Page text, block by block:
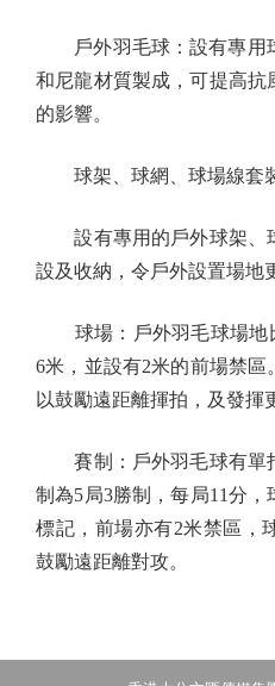
戶外羽毛球：設有專用
和尼龍材質製成，可提高抗
的影響。
球架、球網、球場線套
設有專用的戶外球架、
設及收納，令戶外設置場地
球場：戶外羽毛球場地
6米，並設有2米的前場禁區
以鼓勵遠距離揮拍，及發揮
賽制：戶外羽毛球有單
制為5局3勝制，每局11分
標記，前場亦有2米禁區，
鼓勵遠距離對攻。